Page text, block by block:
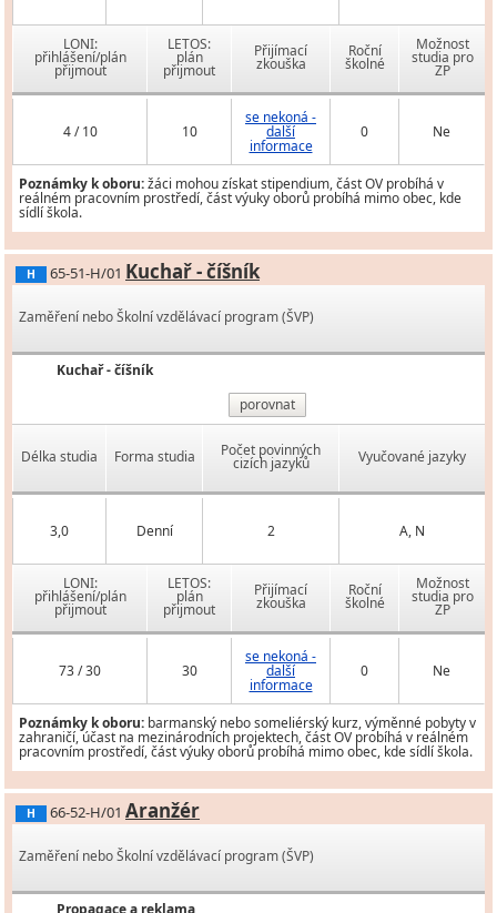
LONI:
přihlášení/plán
přijmout
LETOS:
plán
přijmout
Přijímací
zkouška
Roční
školné
Možnost
studia pro
ZP
4 / 10 10
se nekoná -
další
informace
0 Ne
Poznámky k oboru:žáci mohou získat stipendium, část OV probíhá v
reálném pracovním prostředí, část výuky oborů probíhá mimo obec, kde
sídlí škola.
H 65-51-H/01 Kuchař - číšník
Zaměření nebo Školní vzdělávací program (ŠVP)
Kuchař - číšník
porovnat
Délka studia Forma studia Počet povinných
cizích jazyků Vyučované jazyky
3,0 Denní 2 A, N
LONI:
přihlášení/plán
přijmout
LETOS:
plán
přijmout
Přijímací
zkouška
Roční
školné
Možnost
studia pro
ZP
73 / 30 30
se nekoná -
další
informace
0 Ne
Poznámky k oboru: barmanský nebo someliérský kurz, výměnné pobyty v
zahraničí, účast na mezinárodních projektech, část OV probíhá v reálném
pracovním prostředí, část výuky oborů probíhá mimo obec, kde sídlí škola.
H 66-52-H/01 Aranžér
Zaměření nebo Školní vzdělávací program (ŠVP)